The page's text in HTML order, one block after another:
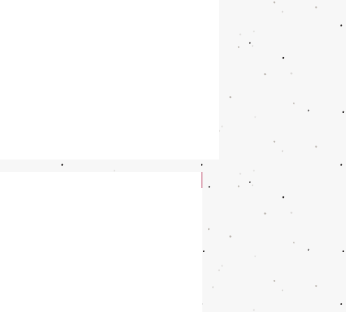
New Arrival